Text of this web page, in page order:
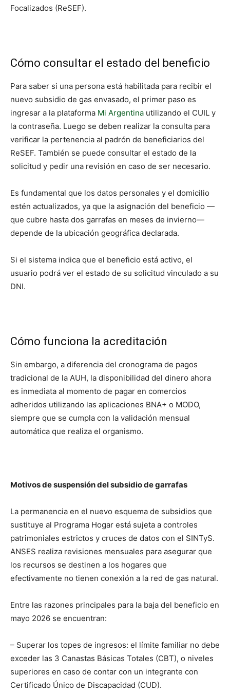
Focalizados (ReSEF).
Cómo consultar el estado del beneficio
Para saber si una persona está habilitada para recibir el
nuevo subsidio de gas envasado, el primer paso es
ingresar a la plataforma Mi Argentina utilizando el CUIL y
la contraseña. Luego se deben realizar la consulta para
verificar la pertenencia al padrón de beneficiarios del
ReSEF. También se puede consultar el estado de la
solicitud y pedir una revisión en caso de ser necesario.
Es fundamental que los datos personales y el domicilio
estén actualizados, ya que la asignación del beneficio —
que cubre hasta dos garrafas en meses de invierno—
depende de la ubicación geográfica declarada.
Si el sistema indica que el beneficio está activo, el
usuario podrá ver el estado de su solicitud vinculado a su
DNI.
Cómo funciona la acreditación
Sin embargo, a diferencia del cronograma de pagos
tradicional de la AUH, la disponibilidad del dinero ahora
es inmediata al momento de pagar en comercios
adheridos utilizando las aplicaciones BNA+ o MODO,
siempre que se cumpla con la validación mensual
automática que realiza el organismo.
Motivos de suspensión del subsidio de garrafas
La permanencia en el nuevo esquema de subsidios que
sustituye al Programa Hogar está sujeta a controles
patrimoniales estrictos y cruces de datos con el SINTyS.
ANSES realiza revisiones mensuales para asegurar que
los recursos se destinen a los hogares que
efectivamente no tienen conexión a la red de gas natural.
Entre las razones principales para la baja del beneficio en
mayo 2026 se encuentran:
– Superar los topes de ingresos: el límite familiar no debe
exceder las 3 Canastas Básicas Totales (CBT), o niveles
superiores en caso de contar con un integrante con
Certificado Único de Discapacidad (CUD).